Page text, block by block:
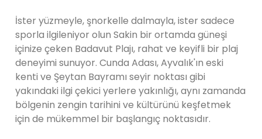
İster yüzmeyle, şnorkelle dalmayla, ister sadece
sporla ilgileniyor olun Sakin bir ortamda güneşi
içinize çeken Badavut Plajı, rahat ve keyifli bir plaj
deneyimi sunuyor. Cunda Adası, Ayvalık'ın eski
kenti ve Şeytan Bayramı seyir noktası gibi
yakındaki ilgi çekici yerlere yakınlığı, aynı zamanda
bölgenin zengin tarihini ve kültürünü keşfetmek
için de mükemmel bir başlangıç ​​noktasıdır.